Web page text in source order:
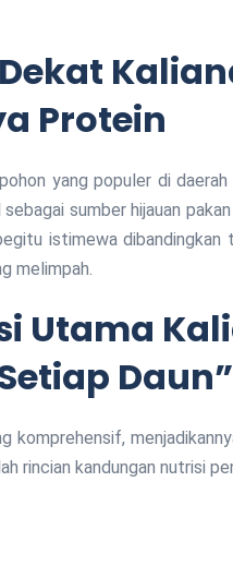
Protein
yang populer di
sumber hijauan
istimewa dibandingkan
melimpah.
Utama
Daun”
komprehensif,
rincian kandungan nutrisi